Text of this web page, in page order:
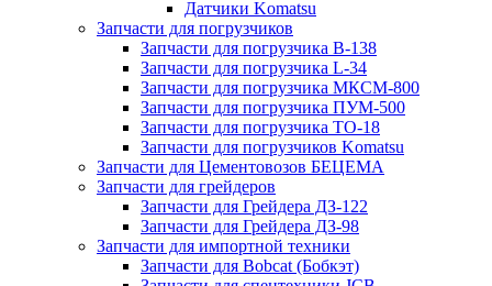
Датчики Komatsu
Запчасти для погрузчиков
Запчасти для погрузчика B-138
Запчасти для погрузчика L-34
Запчасти для погрузчика МКСМ-800
Запчасти для погрузчика ПУМ-500
Запчасти для погрузчика ТО-18
Запчасти для погрузчиков Komatsu
Запчасти для Цементовозов БЕЦЕМА
Запчасти для грейдеров
Запчасти для Грейдера ДЗ-122
Запчасти для Грейдера ДЗ-98
Запчасти для импортной техники
Запчасти для Bobcat (Бобкэт)